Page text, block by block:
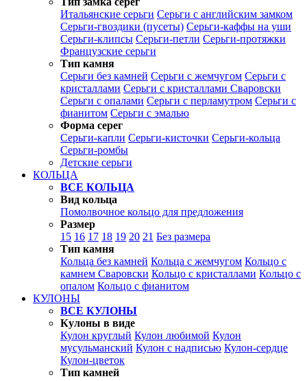
Итальянские серьги Серьги с английским замком
Серьги-гвоздики (пусеты) Серьги-каффы на уши
Серьги-клипсы Серьги-петли Серьги-протяжки
Французские серьги
Тип камня
Серьги без камней Серьги с жемчугом Серьги с
кристаллами Серьги с кристаллами Сваровски
Серьги с опалами Серьги с перламутром Серьги с
фианитом Серьги с эмалью
Форма серег
Серьги-капли Серьги-кисточки Серьги-кольца
Серьги-ромбы
Детские серьги
КОЛЬЦА
ВСЕ КОЛЬЦА
Вид кольца
Помолвочное кольцо для предложения
Размер
15 16 17 18 19 20 21 Без размера
Тип камня
Кольца без камней Кольца с жемчугом Кольцо с
камнем Сваровски Кольцо с кристаллами Кольцо с
опалом Кольцо с фианитом
КУЛОНЫ
ВСЕ КУЛОНЫ
Кулоны в виде
Кулон круглый Кулон любимой Кулон
мусульманский Кулон с надписью Кулон-сердце
Кулон-цветок
Тип камней